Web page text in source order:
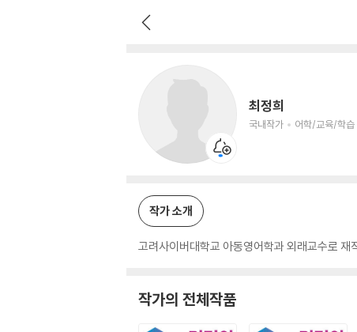
최정희
국내작가 어학/교육/학습
작가 소개
고려사이버대학교 아동영어학과 외래교수로
작가의 전체작품